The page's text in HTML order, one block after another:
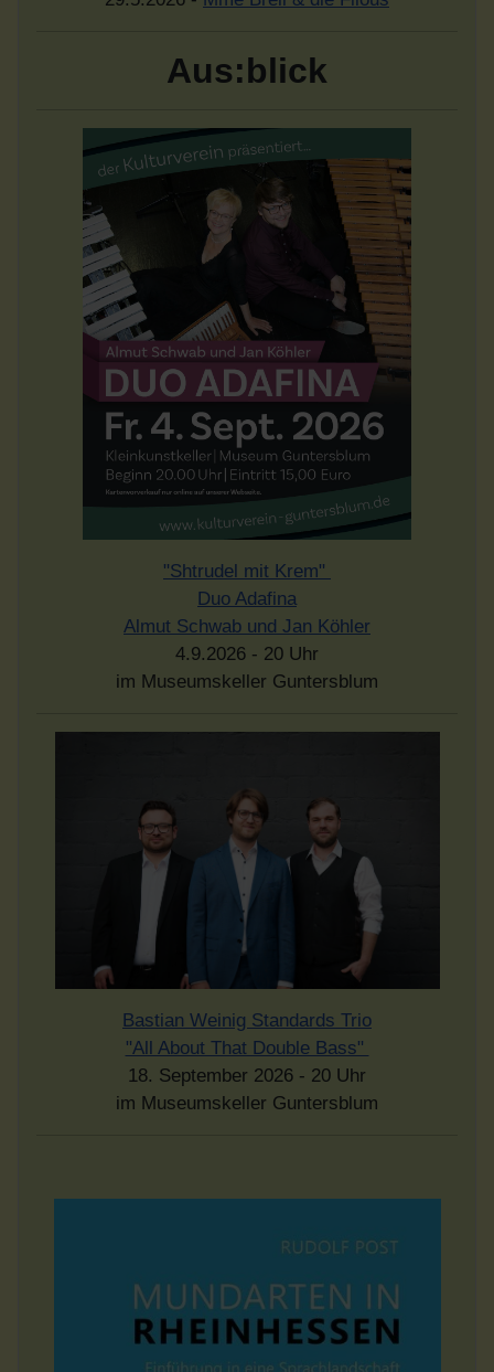
Aus:blick
"Shtrudel mit Krem"
Duo Adafina
Almut Schwab und Jan Köhler
4.9.2026 - 20 Uhr
im Museumskeller Guntersblum
Bastian Weinig Standards Trio
"All About That Double Bass"
18. September 2026 - 20 Uhr
im Museumskeller Guntersblum